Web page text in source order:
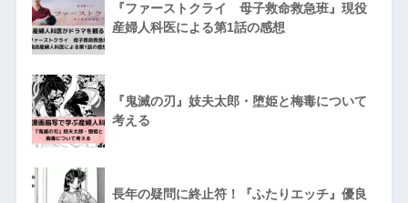
『ファーストクライ 母子救命救急班』現役
産婦人科医による第1話の感想
『鬼滅の刃』妓夫太郎・堕姫と梅毒について
考える
長年の疑問に終止符！『ふたりエッチ』優良